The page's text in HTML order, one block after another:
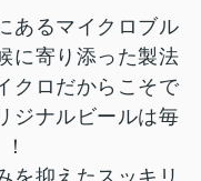
あるマイクロブル
に寄り添った製法
クロだからこそで
ジナルビールは毎